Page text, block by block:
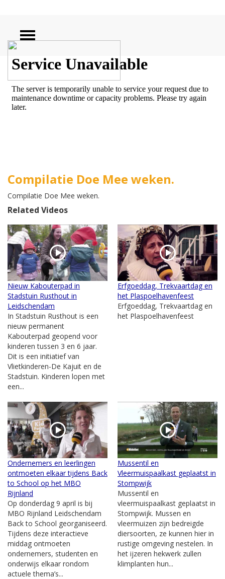
ZOEKEN
Compilatie Doe Mee weken.
Compilatie Doe Mee weken.
Related Videos
Nieuw Kabouterpad in
Stadstuin Rusthout in
Leidschendam
In Stadstuin Rusthout is een
nieuw permanent
Kabouterpad geopend voor
kinderen tussen 3 en 6 jaar.
Dit is een initiatief van
Vlietkinderen-De Kajuit en de
Stadstuin. Kinderen lopen met
een...
Erfgoeddag, Trekvaartdag en
het Plaspoelhavenfeest
Erfgoeddag, Trekvaartdag en
het Plaspoelhavenfeest
Ondernemers en leerlingen
ontmoeten elkaar tijdens Back
to School op het MBO
Rijnland
Op donderdag 9 april is bij
MBO Rijnland Leidschendam
Back to School georganiseerd.
Tijdens deze interactieve
middag ontmoeten
ondernemers, studenten en
onderwijs elkaar rondom
actuele thema’s...
Mussentil en
Vleermuispaalkast geplaatst in
Stompwijk
Mussentil en
vleermuispaalkast geplaatst in
Stompwijk. Mussen en
vleermuizen zijn bedreigde
diersoorten, ze kunnen hier in
rustige omgeving nestelen. In
het ijzeren hekwerk zullen
klimplanten hun...